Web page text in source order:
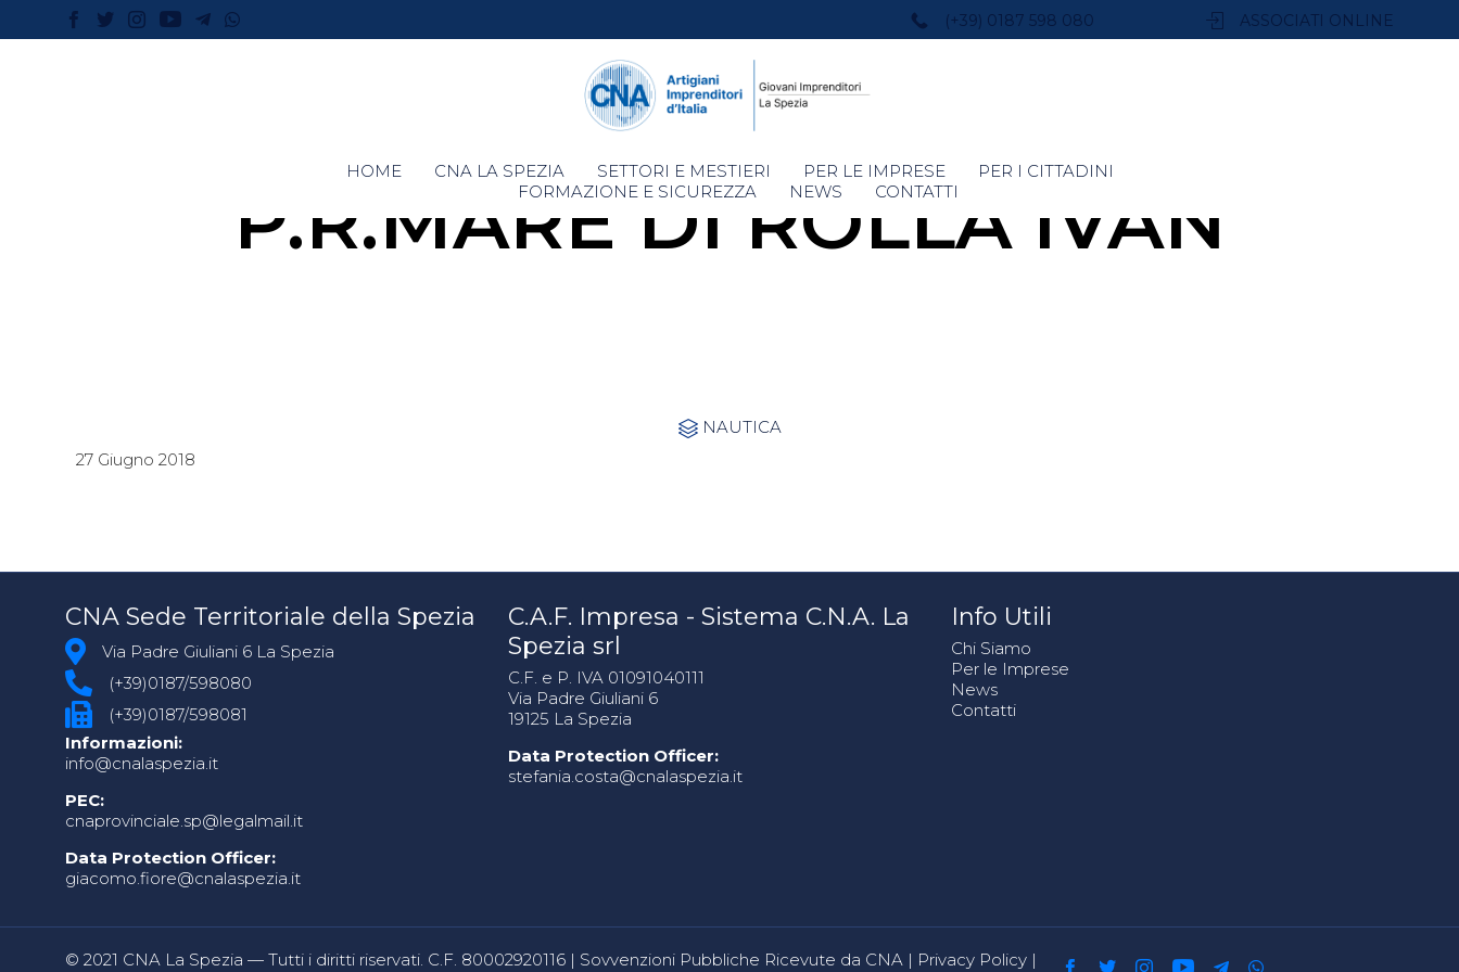
(+39) 0187 598 080 ASSOCIATI ONLINE
Skip
to
HOME CNA LA SPEZIA SETTORI E MESTIERI PER LE IMPRESE
PER I CITTADINI
FORMAZIONE E SICUREZZA
NEWS CONTATTI
P.R.MARE DI ROLLA IVAN
 Category
NAUTICA
27 Giugno 2018
CNA Sede Territoriale della Spezia
Via Padre Giuliani 6 La Spezia
(+39)0187/598080
(+39)0187/598081
Informazioni:
info@cnalaspezia.it
PEC:
cnaprovinciale.sp@legalmail.it
Data Protection Officer:
giacomo.fiore@cnalaspezia.it
C.A.F. Impresa - Sistema C.N.A. La
Spezia srl
C.F. e P. IVA 01091040111
Via Padre Giuliani 6
19125 La Spezia
Data Protection Officer:
stefania.costa@cnalaspezia.it
Info Utili
Chi Siamo
Per le Imprese
News
Contatti
© 2021 CNA La Spezia — Tutti i diritti riservati. C.F. 80002920116 | Sovvenzioni Pubbliche Ricevute da CNA | Privacy Policy |